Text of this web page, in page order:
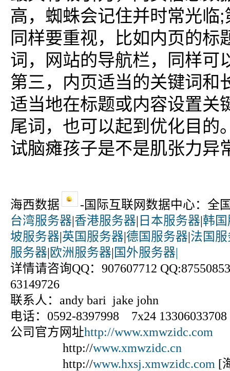
高，蜘蛛会记住并时常光临
同样要重视，比如内页的标
词，网站的导航栏，同样可
第三，内页适当的关键词和
适当地在标题或内容设置关
尾词，也可以起到优化目的
试脑瘫孩子是不是肌张力异
海西数据
-国际互联网数据中心：全
台湾服务器|香港服务器| 日本服务器|韩
坡服务器|英国服务器|德国服务器|法国
服务器|欧洲服务器|国外服务器|
详情请咨询QQ：907607712
63149726
联系人：andy bari jake john
电话：0592-8397998 7x24 13306033708
公司官方网址http://www.xmwzidc.com
http://www.xmwzidc.cn
http://www.hxsj.xmwzidc.com [